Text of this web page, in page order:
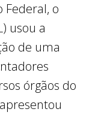
Federal, o
usou a
de uma
órgãos do